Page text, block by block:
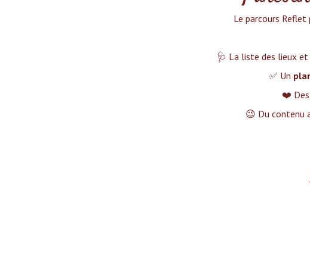
Le parcours
🩺 La liste des lieux et
✅ Un
❤️ Des
😉 Du contenu